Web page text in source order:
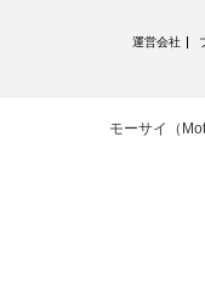
運営会社
モーサイ（